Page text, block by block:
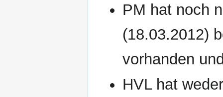
PM hat noch
(18.03.2012)
vorhanden
HVL hat